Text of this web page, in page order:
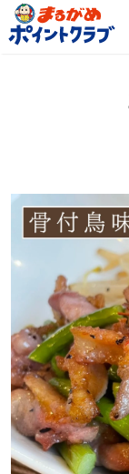
新規
まるがめポイ
まるポをためる
まるポをつかう
よくある質問
利用規約
お問い合わせ